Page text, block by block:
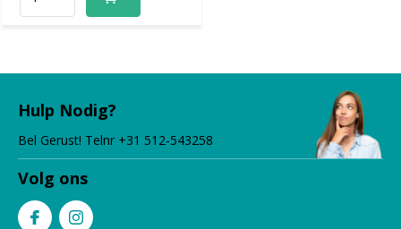
Hulp Nodig?
Bel Gerust! Telnr +31 512-543258
Volg ons